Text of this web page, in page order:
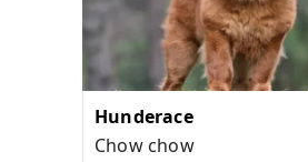
Hunderace
Chow chow